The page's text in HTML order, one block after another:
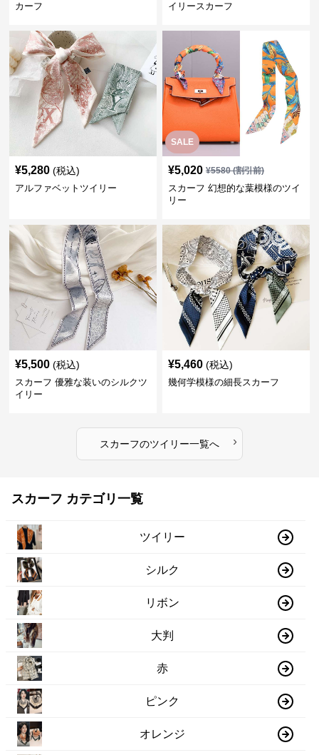
カーフ
イリースカーフ
¥5,280 (税込)
アルファベットツイリー
SALE
¥5,020 ¥5580(割引前)
スカーフ 幻想的な葉模様のツイ
リー
¥5,500 (税込)
スカーフ 優雅な装いのシルクツ
イリー
¥5,460 (税込)
幾何学模様の細長スカーフ
スカーフのツイリー一覧へ ›
スカーフ カテゴリ一覧
ツイリー
シルク
リボン
大判
赤
ピンク
オレンジ